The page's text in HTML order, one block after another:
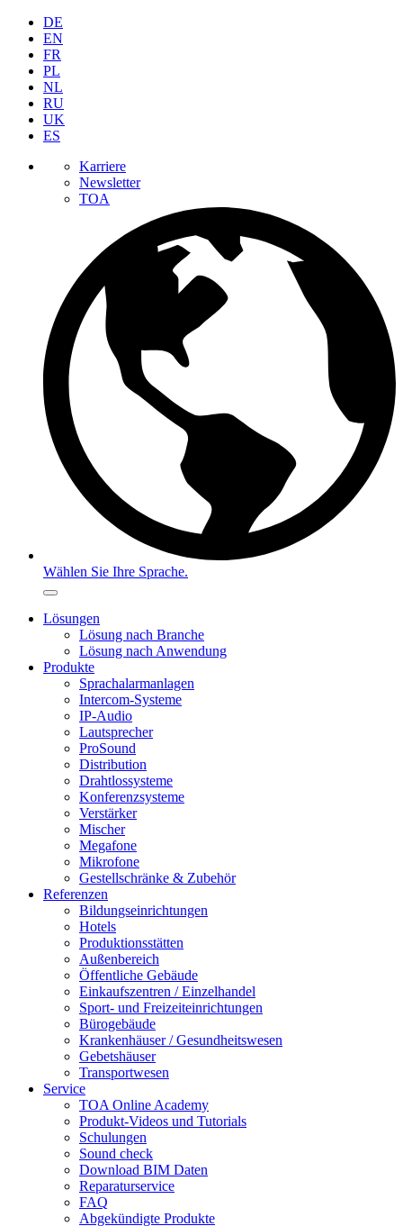
DE
EN
FR
PL
NL
RU
UK
ES
Karriere
Newsletter
TOA
Wählen Sie Ihre Sprache.
Lösungen
Lösung nach Branche
Lösung nach Anwendung
Produkte
Sprachalarmanlagen
Intercom-Systeme
IP-Audio
Lautsprecher
ProSound
Distribution
Drahtlossysteme
Konferenzsysteme
Verstärker
Mischer
Megafone
Mikrofone
Gestellschränke & Zubehör
Referenzen
Bildungseinrichtungen
Hotels
Produktionsstätten
Außenbereich
Öffentliche Gebäude
Einkaufszentren / Einzelhandel
Sport- und Freizeiteinrichtungen
Bürogebäude
Krankenhäuser / Gesundheitswesen
Gebetshäuser
Transportwesen
Service
TOA Online Academy
Produkt-Videos und Tutorials
Schulungen
Sound check
Download BIM Daten
Reparaturservice
FAQ
Abgekündigte Produkte